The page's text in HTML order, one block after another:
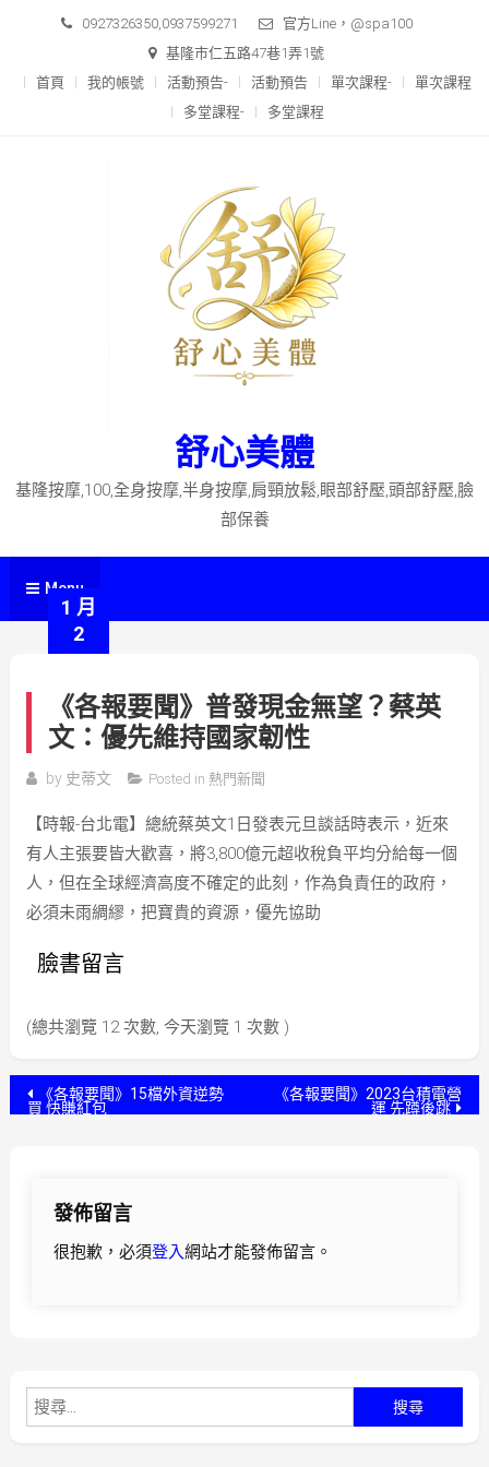
content
0927326350,0937599271
官方Line，@spa100
基隆市仁五路47巷1弄1號
首頁
我的帳號 活動預告- 活動預告 單次課程-
單次課程
多堂課程-
多堂課程
舒心美體
基隆按摩,100,全身按摩,半身按摩,肩頸放鬆,眼部舒壓,頭部舒壓,臉
部保養
Menu
1 月
2
《各報要聞》普發現金無望？蔡英
文：優先維持國家韌性
by 史蒂文 Posted in 熱門新聞
【時報-台北電】總統蔡英文1日發表元旦談話時表示，近來
有人主張要皆大歡喜，將3,800億元超收稅負平均分給每一個
人，但在全球經濟高度不確定的此刻，作為負責任的政府，
必須未雨綢繆，把寶貴的資源，優先協助
臉書留言
(總共瀏覽 12 次數, 今天瀏覽 1 次數 )
文 《各報要聞》15檔外資逆勢
買 快賺紅包
《各報要聞》2023台積電營
運 先蹲後跳
發佈留言
很抱歉，必須登入網站才能發佈留言。
尋